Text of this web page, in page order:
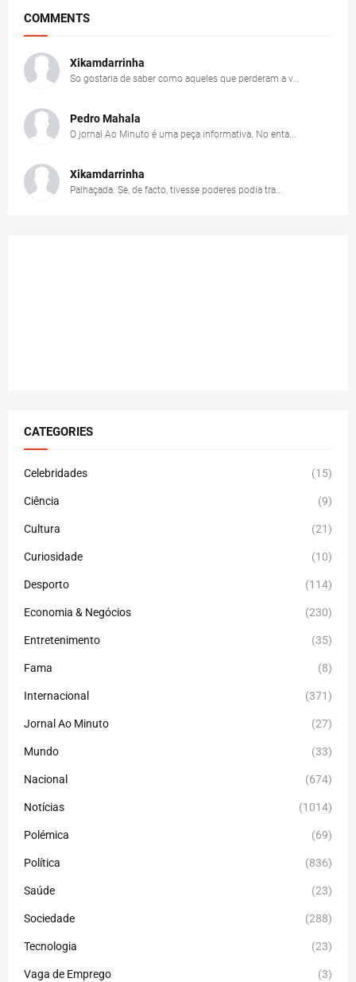
COMMENTS
Xikamdarrinha
So gostaria de saber como aqueles que perderam a v...
Pedro Mahala
O jornal Ao Minuto é uma peça informativa. No enta...
Xikamdarrinha
Palhaçada. Se, de facto, tivesse poderes podia tra...
CATEGORIES
Celebridades (15)
Ciência (9)
Cultura (21)
Curiosidade (10)
Desporto (114)
Economia & Negócios (230)
Entretenimento (35)
Fama (8)
Internacional (371)
Jornal Ao Minuto (27)
Mundo (33)
Nacional (674)
Notícias (1014)
Polémica (69)
Política (836)
Saúde (23)
Sociedade (288)
Tecnologia (23)
Vaga de Emprego (3)